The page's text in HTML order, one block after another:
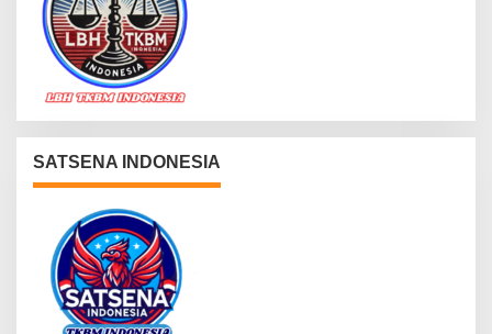
SATSENA INDONESIA